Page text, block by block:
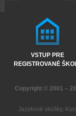
VSTUP PRE
REGISTROVANÉ
Copyright © 2001 –
Jazykové skúšky,